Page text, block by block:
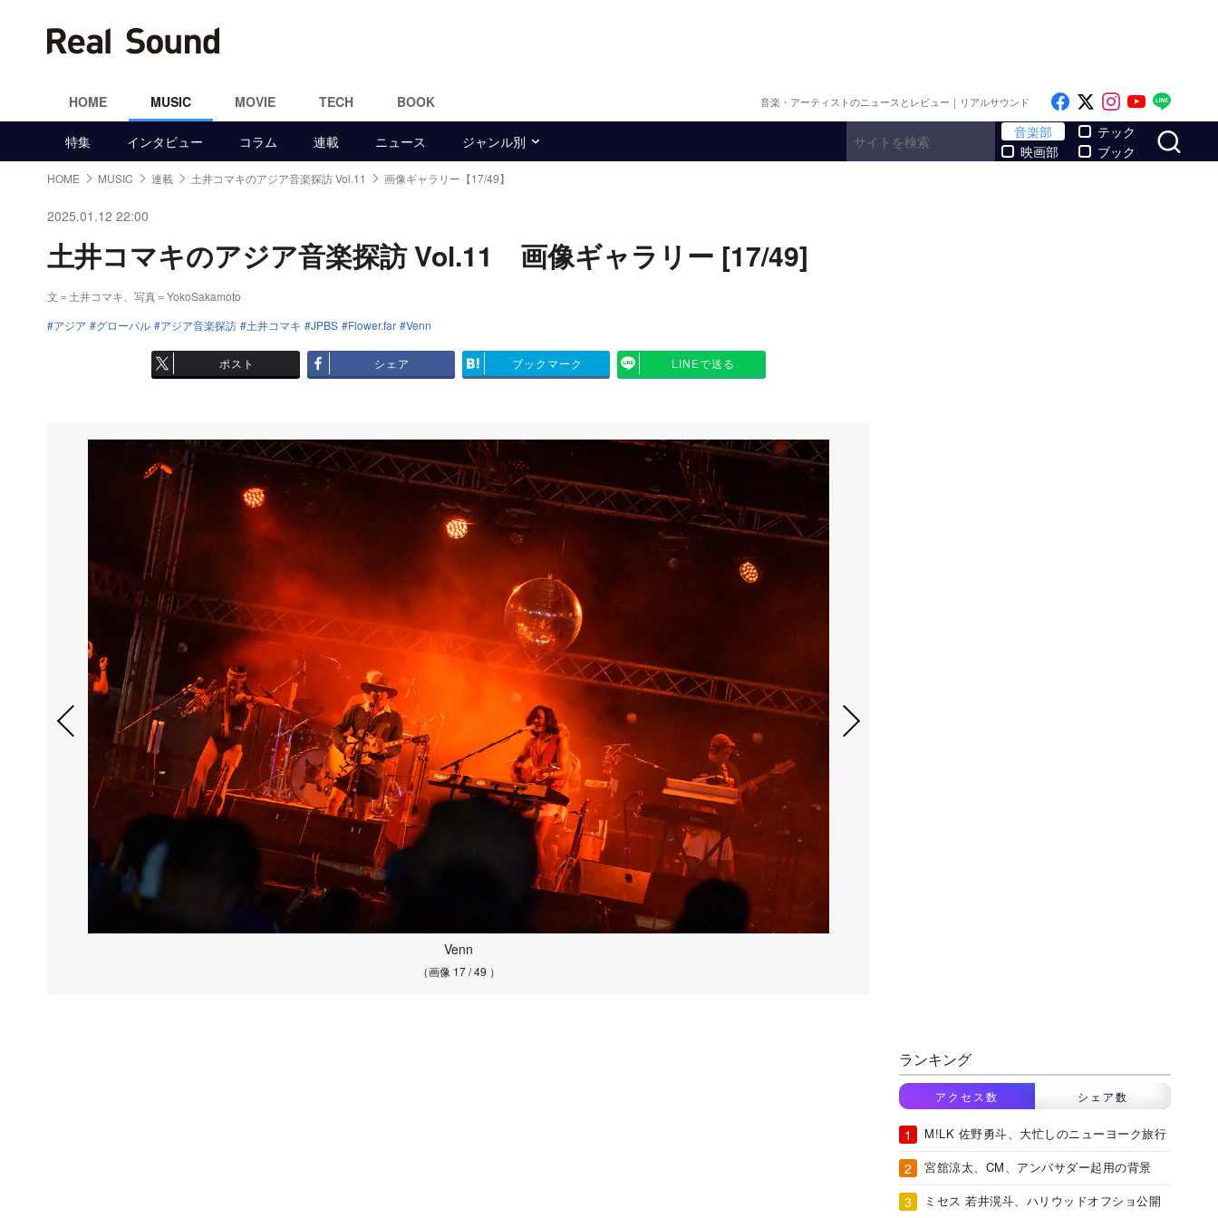
HOME MUSIC MOVIE TECH BOOK 音楽・アーティストのニュースとレビュー｜リアルサウンド Like on Facebook
Follow on x
Follow on
Follow
特集 インタビュー コラム 連載 ニュース ジャンル別
音楽部
映画部
テック
ブック
HOME MUSIC 連載 土井コマキのアジア音楽探訪 Vol.11 画像ギャラリー【17/49】
2025.01.12 22:00
土井コマキのアジア音楽探訪 Vol.11 画像ギャラリー [17/49]
文＝土井コマキ、写真＝YokoSakamoto
アジア
グローバル アジア音楽探訪 土井コマキ JPBS Flower.far Venn
ポスト シェア ブックマーク LINEで送る
Venn
（画像 17 / 49 ）
ランキング
アクセス数 シェア数
M!LK 佐野勇斗、大忙しのニューヨーク旅行
宮舘涼太、CM、アンバサダー起用の背景
ミセス 若井滉斗、ハリウッドオフショ公開